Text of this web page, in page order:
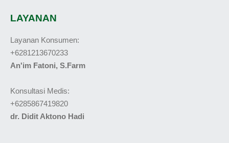
LAYANAN
Layanan Konsumen:
+6281213670233
An'im Fatoni, S.Farm
Konsultasi Medis:
+6285867419820
dr. Didit Aktono Hadi